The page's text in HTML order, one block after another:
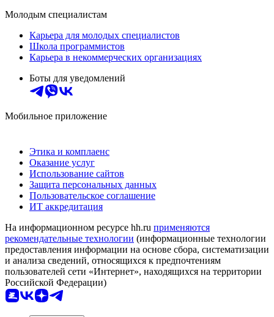
Молодым специалистам
Карьера для молодых специалистов
Школа программистов
Карьера в некоммерческих организациях
Боты для уведомлений
Мобильное приложение
Этика и комплаенс
Оказание услуг
Использование сайтов
Защита персональных данных
Пользовательское соглашение
ИТ аккредитация
На информационном ресурсе hh.ru применяются
рекомендательные технологии (информационные технологии
предоставления информации на основе сбора, систематизации
и анализа сведений, относящихся к предпочтениям
пользователей сети «Интернет», находящихся на территории
Российской Федерации)